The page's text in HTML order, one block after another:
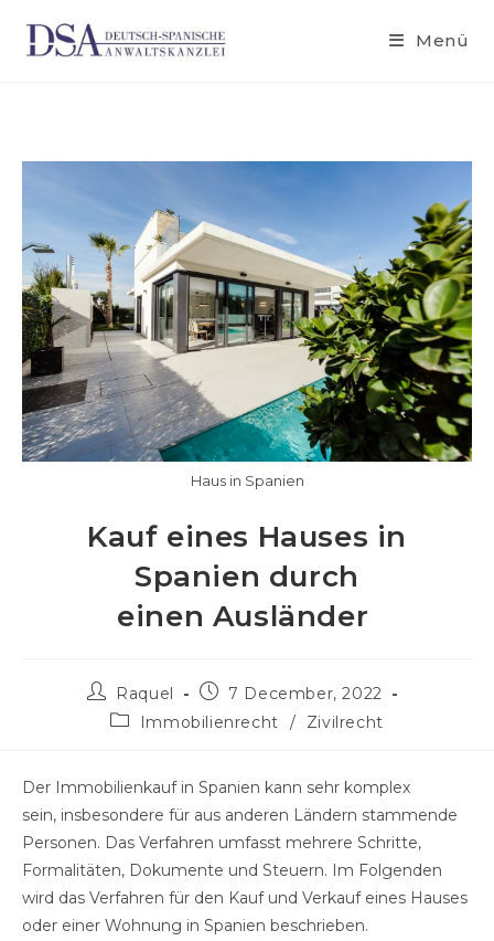
Menü
Haus in Spanien
Kauf eines Hauses in
Spanien durch
einen Ausländer
Raquel
7 December, 2022
Immobilienrecht
/ Zivilrecht
Der Immobilienkauf in Spanien kann sehr komplex
sein, insbesondere für aus anderen Ländern stammende
Personen. Das Verfahren umfasst mehrere Schritte,
Formalitäten, Dokumente und Steuern. Im Folgenden
wird das Verfahren für den Kauf und Verkauf eines Hauses
oder einer Wohnung in Spanien beschrieben.